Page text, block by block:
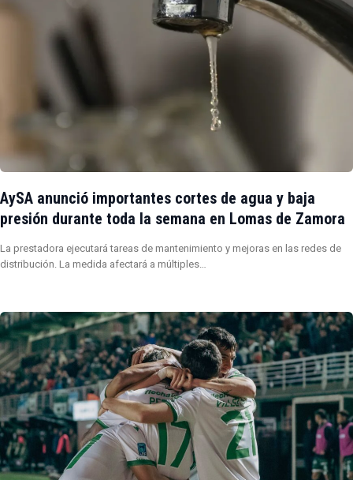
AySA anunció importantes cortes de agua y baja
presión durante toda la semana en Lomas de Zamora
La prestadora ejecutará tareas de mantenimiento y mejoras en las redes de
distribución. La medida afectará a múltiples…